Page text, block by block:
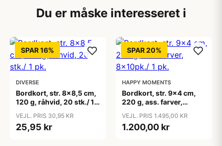
Du er måske interesseret i
SPAR 16%
DIVERSE
Bordkort, str. 8x8,5 cm,
120 g, råhvid, 20 stk./ 1
VEJL. PRIS 30,95 KR
25,95 kr
SPAR 20%
HAPPY MOMENTS
Bordkort, str. 9x4 cm,
220 g, ass. farver,
VEJL. PRIS 1.495,00 KR
1.200,00 kr